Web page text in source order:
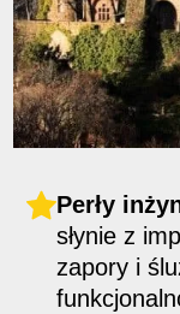
Perły
słynie z
zapory i